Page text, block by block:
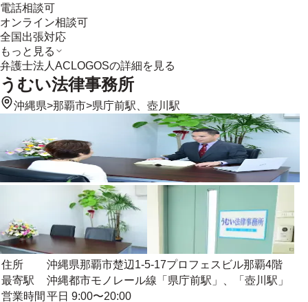
電話相談可
オンライン相談可
全国出張対応
もっと見る
弁護士法人ACLOGOSの詳細を見る
うむい法律事務所
沖縄県>那覇市>県庁前駅、壺川駅
住所
沖縄県那覇市楚辺1-5-17プロフェスビル那覇4階
最寄駅
沖縄都市モノレール線「県庁前駅」、「壺川駅」
営業時間 平日 9:00〜20:00